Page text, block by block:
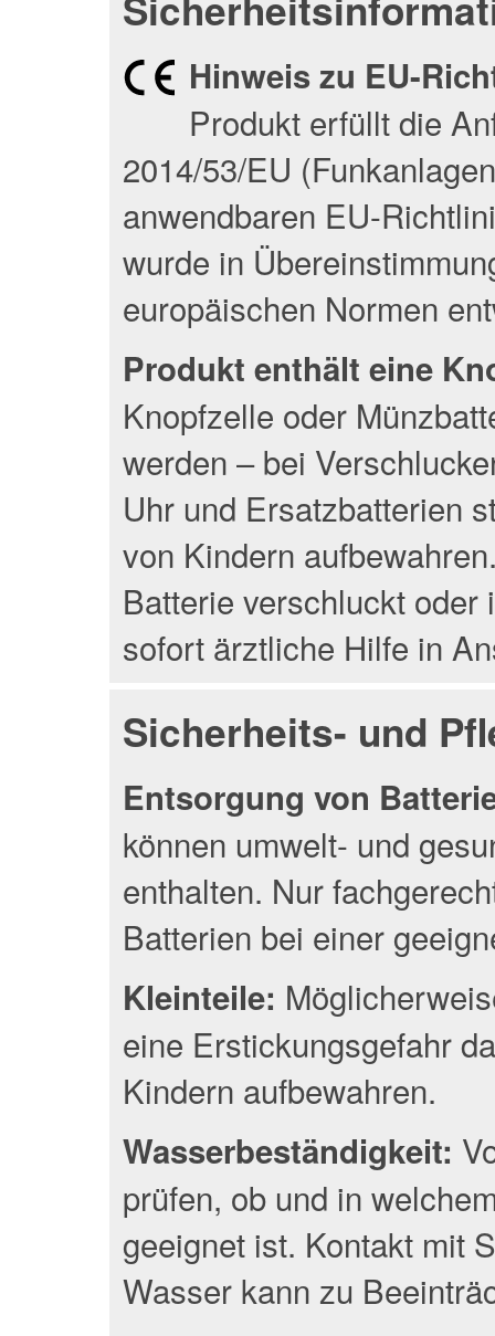
Hinweis zu EU-
Produkt erfüllt die
2014/53/EU
anwendbaren EU-
wurde in
europäischen Normen
Produkt enthält eine
Knopfzelle oder
werden – bei
Uhr und Ersatzbatterien
von Kindern
Batterie verschluckt
sofort ärztliche Hilfe in
Sicherheits- und
Entsorgung von
können umwelt- und
enthalten. Nur
Batterien bei einer
Kleinteile:
eine Erstickungsgefahr
Kindern aufbewahren.
Wasserbeständigkeit:
prüfen, ob und in
geeignet ist. Kontakt mit
Wasser kann zu